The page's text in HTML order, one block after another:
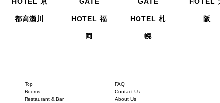
都高瀬川 HOTEL 福
岡
HOTEL 札
幌
阪
Top
Rooms
Restaurant & Bar
FAQ
Contact Us
About Us